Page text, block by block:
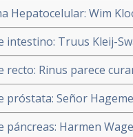
junio de 2010
Hepatocelular: Wim
Hepatitis B,
Curado con terapia
intestino: Truus Kleij-
en combinacion
recto: Rinus parece
combinado
vida saludable y la
próstata: Señor
III) con terapia celular
páncreas: Harmen